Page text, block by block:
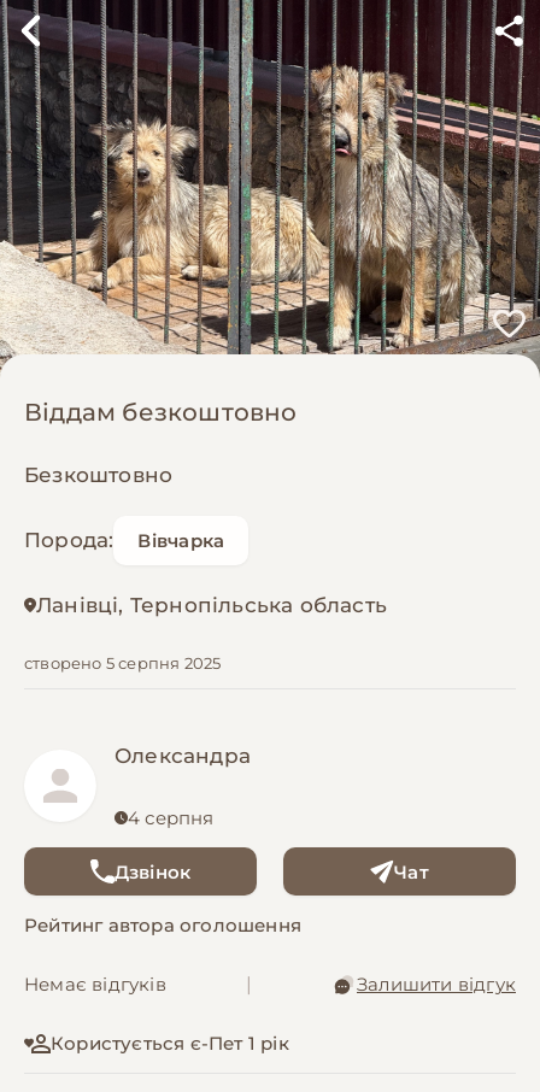
Віддам безкоштовно
Безкоштовно
Порода: Вівчарка
Ланівці, Тернопільська область
створено 5 серпня 2025
Олександра
4 серпня
Дзвінок Чат
Рейтинг автора оголошення
Немає відгуків Залишити відгук
Користується є-Пет 1 рік